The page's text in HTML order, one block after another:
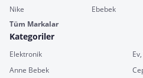
Nike
Ebebek
Tüm Markalar
Kategoriler
Elektronik
Anne Bebek